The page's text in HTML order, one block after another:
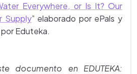
Everywhere, or Is It? Our
Supply” elaborado por ePals y
Eduteka.
documento en EDUTEKA: